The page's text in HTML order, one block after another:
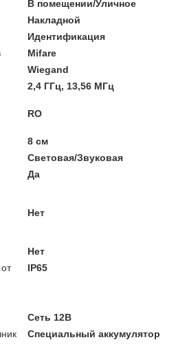
В помещении/Уличное
Накладной
Идентификация
Mifare
Wiegand
2,4 ГГц, 13,56 МГц
RO
8 см
Световая/Звуковая
Да
Нет
Нет
IP65
Сеть 12В
Специальный аккумулятор